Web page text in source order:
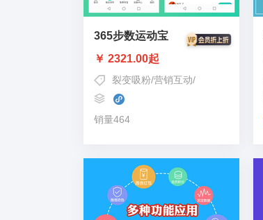
365步数运动宝
￥ 2321.00起
裂变吸粉/营销互动/
销量464